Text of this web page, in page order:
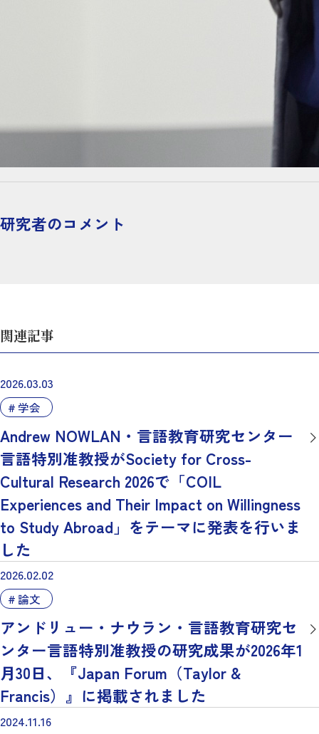
研究者のコメント
関連記事
2026.03.03
学会
Andrew NOWLAN・言語教育研究センター
言語特別准教授がSociety for Cross-
Cultural Research 2026で「COIL
Experiences and Their Impact on Willingness
to Study Abroad」をテーマに発表を行いま
した
2026.02.02
論文
アンドリュー・ナウラン・言語教育研究セ
ンター言語特別准教授の研究成果が2026年1
月30日、『Japan Forum（Taylor &
Francis）』に掲載されました
2024.11.16